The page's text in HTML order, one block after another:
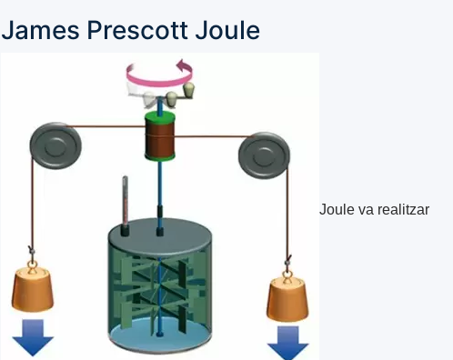
James Prescott Joule
Joule va realitzar